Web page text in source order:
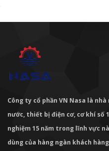
Công ty cổ phần VN Nasa là
nước, thiết bị điện cơ, cơ khí số
nghiệm 15 năm trong lĩnh vực
dùng của hàng ngàn khách